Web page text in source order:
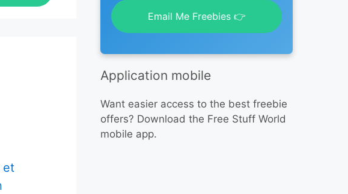
et
Email Me Freebies 👉
Application mobile
Want easier access to the best freebie
offers? Download the Free Stuff World
mobile app.